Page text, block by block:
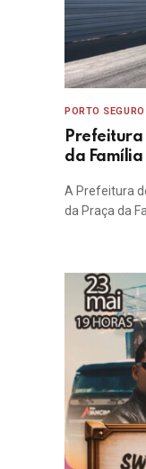
PORTO SEGURO
Prefeitura
da
A Prefeitura
da Praça da